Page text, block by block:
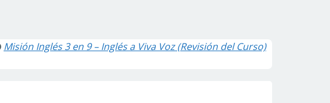
Misión Inglés 3 en 9 – Inglés a Viva Voz (Revisión del Curso)